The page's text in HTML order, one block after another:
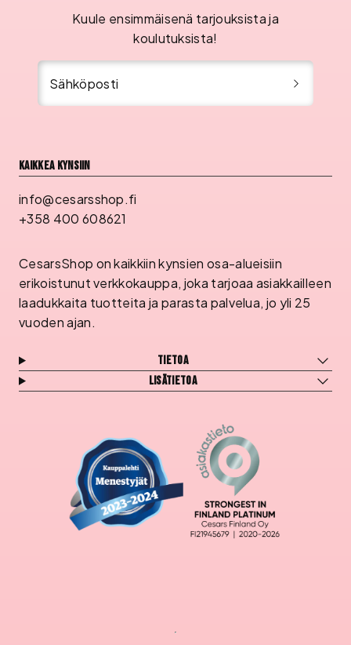
Kuule ensimmäisenä tarjouksista ja
koulutuksista!
Sähköposti
Kaikkea kynsiin
info@cesarsshop.fi
+358 400 608621
CesarsShop on kaikkiin kynsien osa-alueisiin
erikoistunut verkkokauppa, joka tarjoaa asiakkailleen
laadukkaita tuotteita ja parasta palvelua, jo yli 25
vuoden ajan.
Tietoa
Lisätietoa